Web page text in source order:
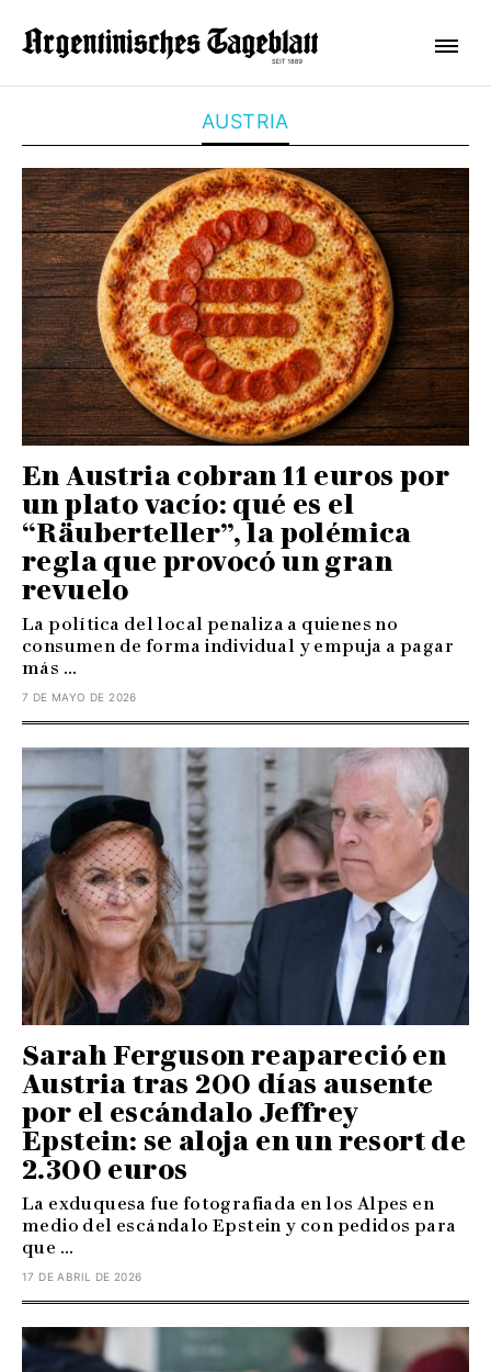
AUSTRIA
En Austria cobran 11 euros por
un plato vacío: qué es el
“Räuberteller”, la polémica
regla que provocó un gran
revuelo
La política del local penaliza a quienes no
consumen de forma individual y empuja a pagar
más ...
7 DE MAYO DE 2026
Sarah Ferguson reapareció en
Austria tras 200 días ausente
por el escándalo Jeffrey
Epstein: se aloja en un resort de
2.300 euros
La exduquesa fue fotografiada en los Alpes en
medio del escándalo Epstein y con pedidos para
que ...
17 DE ABRIL DE 2026